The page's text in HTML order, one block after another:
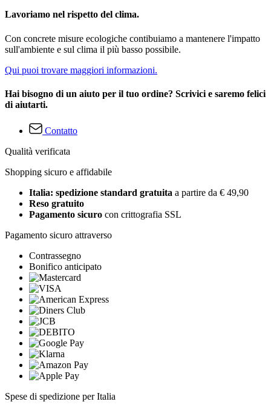
Lavoriamo nel rispetto del clima.
Con concrete misure ecologiche contibuiamo a mantenere l'impatto
sull'ambiente e sul clima il più basso possibile.
Qui puoi trovare maggiori informazioni.
Hai bisogno di un aiuto per il tuo ordine? Scrivici e saremo felici
di aiutarti.
Contatto
Qualità verificata
Shopping sicuro e affidabile
Italia: spedizione standard gratuita a partire da € 49,90
Reso gratuito
Pagamento sicuro con crittografia SSL
Pagamento sicuro attraverso
Contrassegno
Bonifico anticipato
Spese di spedizione per Italia